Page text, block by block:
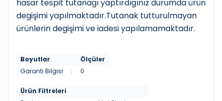
hasar tespit tutanagı yaptırdıgınız durumda ürün
degişimi yapılmaktadır.Tutanak tutturulmayan
ürünlerin degişimi ve iadesi yapılamamaktadır.
Boyutlar
Ölçüler
Garanti Bilgisi
: 0
Ürün Filtreleri